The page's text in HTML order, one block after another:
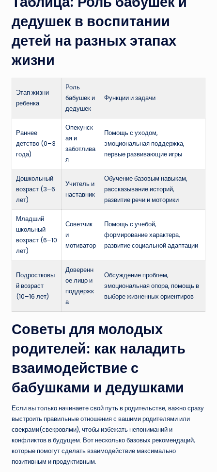
дедушек в воспитании
детей на разных этапах
жизни
Этап жизни
ребенка
Роль
бабушек и
дедушек
Функции и задачи
Раннее
детство (0–3
года)
Опекунск
ая и
заботлива
я
Помощь с уходом,
эмоциональная поддержка,
первые развивающие игры
Дошкольный
возраст (3–6
лет)
Учитель и
наставник
Обучение базовым навыкам,
рассказывание историй,
развитие речи и моторики
Младший
школьный
возраст (6–10
лет)
Советчик
и
мотиватор
Помощь с учебой,
формирование характера,
развитие социальной адаптации
Подростковы
й возраст
(10–16 лет)
Доверенн
ое лицо и
поддержк
а
Обсуждение проблем,
эмоциональная опора, помощь в
выборе жизненных ориентиров
Советы для молодых
родителей: как наладить
взаимодействие с
бабушками и дедушками
Если вы только начинаете свой путь в родительстве, важно сразу
выстроить правильные отношения с вашими родителями или
свекрами(свекровями), чтобы избежать непониманий и
конфликтов в будущем. Вот несколько базовых рекомендаций,
которые помогут сделать взаимодействие максимально
позитивным и продуктивным.